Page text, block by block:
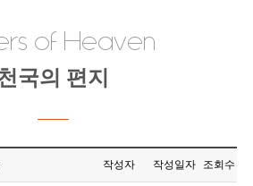
of Heaven
국의 편지
작성자 작성일자 조회수